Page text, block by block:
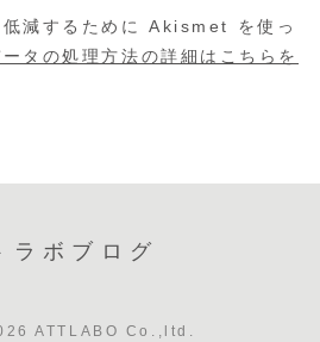
低減するために Akismet を使っ
タの処理方法の詳細はこちらを
ラボブログ
ATTLABO Co.,ltd.